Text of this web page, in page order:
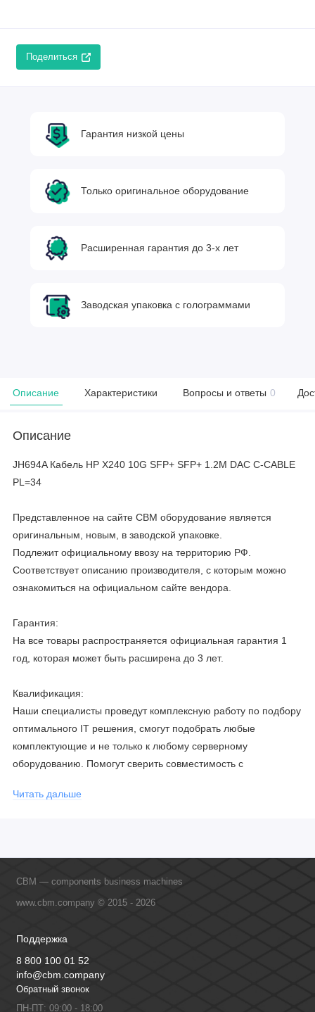
Поделиться
Гарантия низкой цены
Только оригинальное оборудование
Расширенная гарантия до 3-х лет
Заводская упаковка с голограммами
Описание Характеристики Вопросы и ответы 0
Описание
JH694A Кабель HP X240 10G SFP+ SFP+ 1.2M DAC C-CABLE
PL=34
Представленное на сайте CBM оборудование является
оригинальным, новым, в заводской упаковке.
Подлежит официальному ввозу на территорию РФ.
Соответствует описанию производителя, с которым можно
ознакомиться на официальном сайте вендора.
Гарантия:
На все товары распространяется официальная гарантия 1
год, которая может быть расширена до 3 лет.
Квалификация:
Наши специалисты проведут комплексную работу по подбору
оптимального IT решения, смогут подобрать любые
комплектующие и не только к любому серверному
оборудованию. Помогут сверить совместимость с
официальными производителями и проводим регулярное
Читать дальше
CBM — components business machines
www.cbm.company © 2015 - 2026
Поддержка
8 800 100 01 52
info@cbm.company
Обратный звонок
ПН-ПТ: 09:00 - 18:00